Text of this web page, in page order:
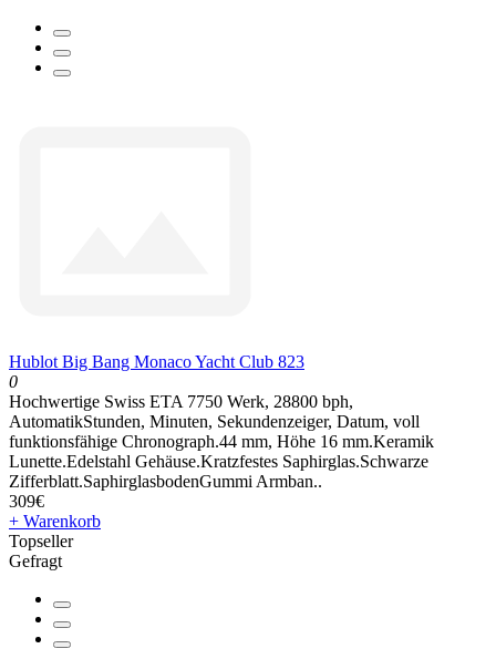
Hublot Big Bang Monaco Yacht Club 823
0
Hochwertige Swiss ETA 7750 Werk, 28800 bph,
AutomatikStunden, Minuten, Sekundenzeiger, Datum, voll
funktionsfähige Chronograph.44 mm, Höhe 16 mm.Keramik
Lunette.Edelstahl Gehäuse.Kratzfestes Saphirglas.Schwarze
Zifferblatt.SaphirglasbodenGummi Armban..
309€
+ Warenkorb
Topseller
Gefragt